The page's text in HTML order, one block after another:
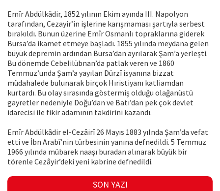
Emîr Abdülkâdir, 1852 yılının Ekim ayında III. Napolyon
tarafından, Cezayir’in işlerine karışmaması şartıyla serbest
bırakıldı. Bunun üzerine Emîr Osmanlı topraklarına giderek
Bursa’da ikamet etmeye başladı. 1855 yılında meydana gelen
büyük depremin ardından Bursa’dan ayrılarak Şam’a yerleşti.
Bu dönemde Cebelilübnan’da patlak veren ve 1860
Temmuz’unda Şam’a yayılan Dürzî isyanına bizzat
müdahalede bulunarak birçok Hıristiyanı katliamdan
kurtardı. Bu olay sırasında göstermiş olduğu olağanüstü
gayretler nedeniyle Doğu’dan ve Batı’dan pek çok devlet
idarecisi ile fikir adamının takdirini kazandı.
Emîr Abdülkâdir el-Cezâirî 26 Mayıs 1883 yılnda Şam’da vefat
etti ve İbn Arabî’nin türbesinin yanına defnedildi. 5 Temmuz
1966 yılında mübarek naaşı buradan alınarak büyük bir
törenle Cezâyir’deki yeni kabrine defnedildi.
SON YAZI